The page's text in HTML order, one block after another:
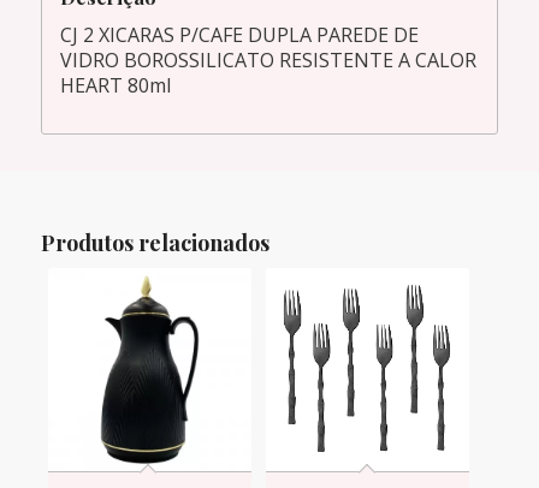
CJ 2 XICARAS P/CAFE DUPLA PAREDE DE
VIDRO BOROSSILICATO RESISTENTE A CALOR
HEART 80ml
Produtos relacionados